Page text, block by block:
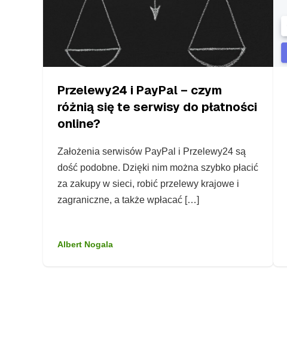
Przelewy24 i PayPal – czym
różnią się te serwisy do płatności
online?
Założenia serwisów PayPal i Przelewy24 są
dość podobne. Dzięki nim można szybko płacić
za zakupy w sieci, robić przelewy krajowe i
zagraniczne, a także wpłacać […]
Albert Nogala